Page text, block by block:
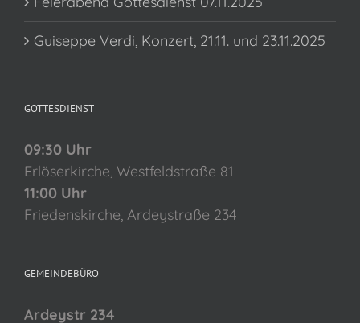
Guiseppe Verdi, Konzert, 21.11. und 23.11.2025
GOTTESDIENST
09:30 Uhr
Erlöserkirche, Westfeldstraße 81
11:00 Uhr
Friedenskirche, Ardeystraße 234
GEMEINDEBÜRO
Ardeystr 234